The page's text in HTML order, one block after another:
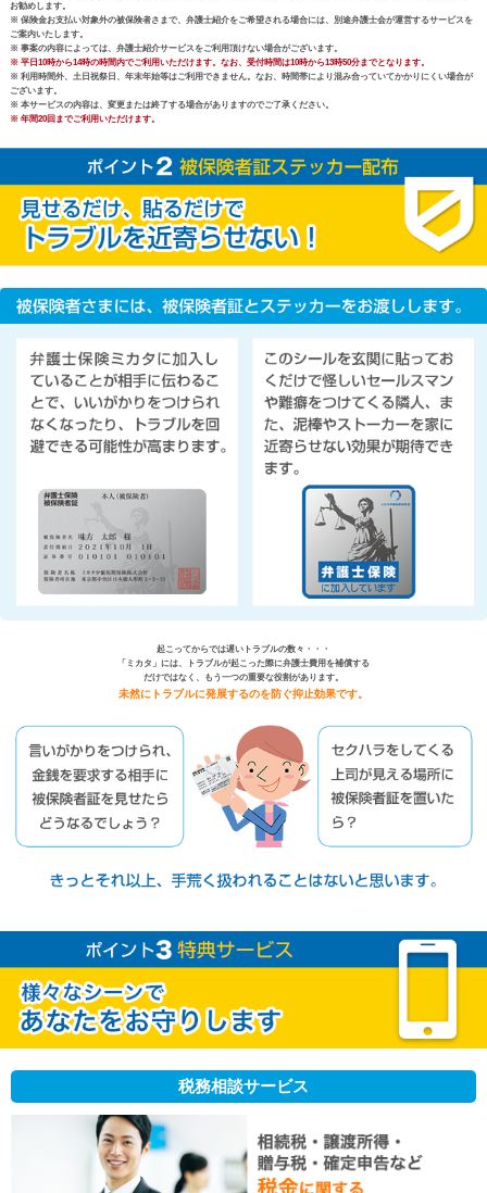
お勧めします。
※ 保険金お支払い対象外の被保険者さまで、弁護士紹介をご希望される場合には、別途弁護士会が運営するサービスを
ご案内いたします。
※ 事案の内容によっては、弁護士紹介サービスをご利用頂けない場合がございます。
※ 平日10時から14時の時間内でご利用いただけます。なお、受付時間は10時から13時50分までとなります。
※ 利用時間外、土日祝祭日、年末年始等はご利用できません。なお、時間帯により混み合っていてかかりにくい場合が
ございます。
※ 本サービスの内容は、変更または終了する場合がありますのでご了承ください。
※ 年間20回までご利用いただけます。
起こってからでは遅いトラブルの数々・・・
「ミカタ」には、トラブルが起こった際に弁護士費用を補償する
だけではなく、もう一つの重要な役割があります。
未然にトラブルに発展するのを防ぐ抑止効果です。
税務相談サービス